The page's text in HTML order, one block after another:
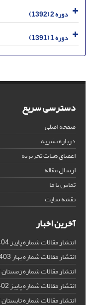
دوره 2 (1392)
دوره 1 (1391)
دسترسی سریع
صفحه اصلی
درباره نشریه
اعضای هیات تحریریه
ارسال مقاله
تماس با ما
نقشه سایت
آخرین اخبار
انتشار مقالات شماره پاییز 1404
انتشار مقالات شماره بهار 1403 نشریه
انتشار مقالات شماره زمستان 1402 نشریه
انتشار مقالات شماره پاییز 1402 نشریه
انتشار مقالات شماره تابستان 1402 نشریه